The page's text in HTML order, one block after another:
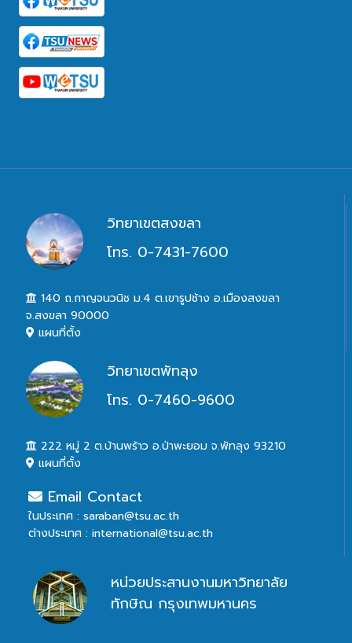
วิทยาเขตสงขลา
โทร. 0-7431-7600
140 ถ.กาญจนวนิช ม.4 ต.เขารูปช้าง อ.เมืองสงขลา
จ.สงขลา 90000
แผนที่ตั้ง
วิทยาเขตพัทลุง
โทร. 0-7460-9600
222 หมู่ 2 ต.บ้านพร้าว อ.ป่าพะยอม จ.พัทลุง 93210
แผนที่ตั้ง
Email Contact
ในประเทศ : saraban@tsu.ac.th
ต่างประเทศ : international@tsu.ac.th
หน่วยประสานงานมหาวิทยาลัย
ทักษิณ กรุงเทพมหานคร